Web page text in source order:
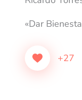
«Dar
+27